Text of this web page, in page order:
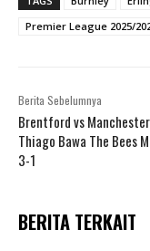
Premier League 2025/
Berita Sebelumnya
Brentford vs
Thiago Bawa The Bees
3-1
BERITA TERKAIT